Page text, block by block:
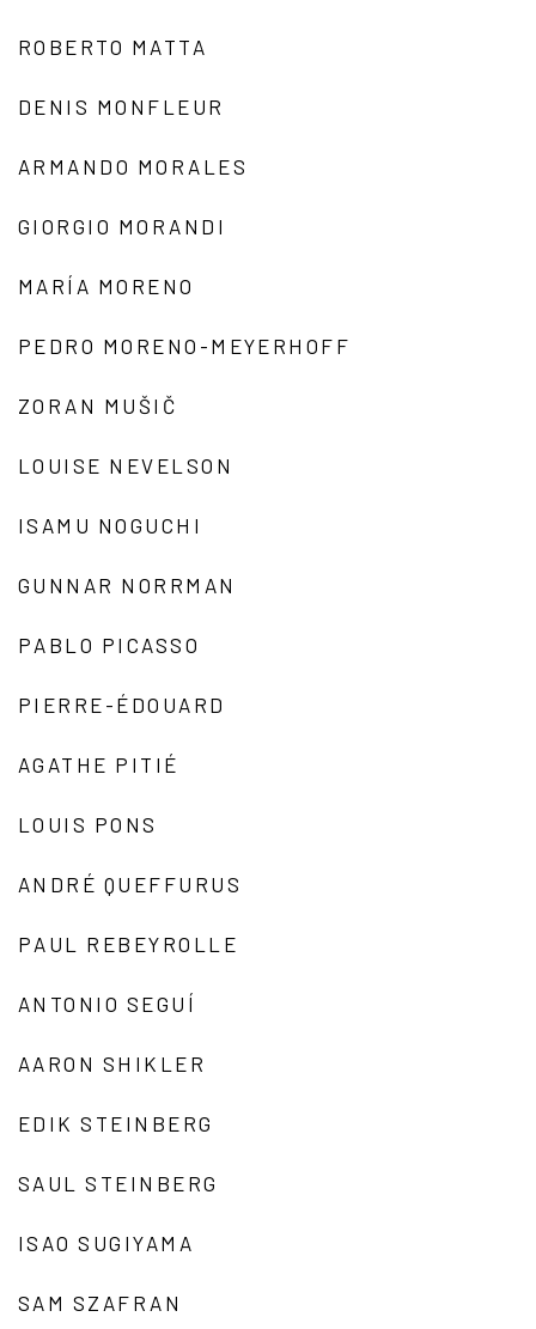
ROBERTO MATTA
DENIS MONFLEUR
ARMANDO MORALES
GIORGIO MORANDI
MARÍA MORENO
PEDRO MORENO-MEYERHOFF
ZORAN MUŠIČ
LOUISE NEVELSON
ISAMU NOGUCHI
GUNNAR NORRMAN
PABLO PICASSO
PIERRE-ÉDOUARD
AGATHE PITIÉ
LOUIS PONS
ANDRÉ QUEFFURUS
PAUL REBEYROLLE
ANTONIO SEGUÍ
AARON SHIKLER
EDIK STEINBERG
SAUL STEINBERG
ISAO SUGIYAMA
SAM SZAFRAN